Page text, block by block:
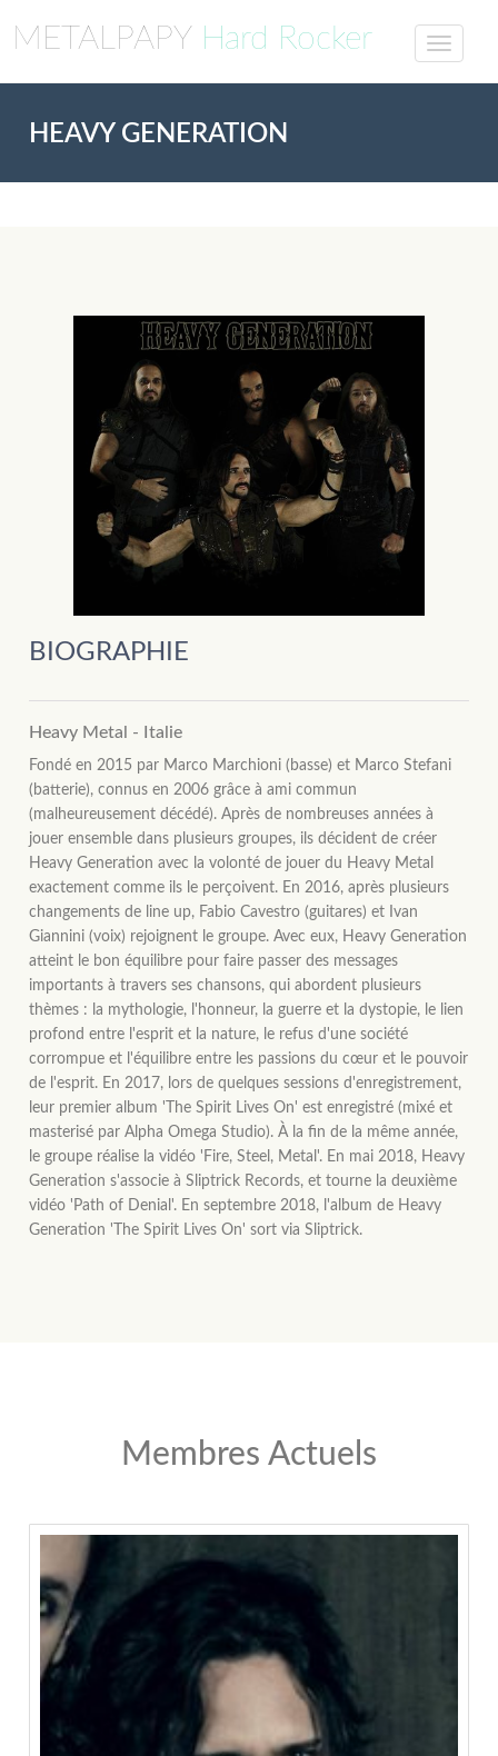
METALPAPY Hard Rocker
HEAVY GENERATION
BIOGRAPHIE
Heavy Metal - Italie
Fondé en 2015 par Marco Marchioni (basse) et Marco Stefani
(batterie), connus en 2006 grâce à ami commun
(malheureusement décédé). Après de nombreuses années à
jouer ensemble dans plusieurs groupes, ils décident de créer
Heavy Generation avec la volonté de jouer du Heavy Metal
exactement comme ils le perçoivent. En 2016, après plusieurs
changements de line up, Fabio Cavestro (guitares) et Ivan
Giannini (voix) rejoignent le groupe. Avec eux, Heavy Generation
atteint le bon équilibre pour faire passer des messages
importants à travers ses chansons, qui abordent plusieurs
thèmes : la mythologie, l'honneur, la guerre et la dystopie, le lien
profond entre l'esprit et la nature, le refus d'une société
corrompue et l'équilibre entre les passions du cœur et le pouvoir
de l'esprit. En 2017, lors de quelques sessions d'enregistrement,
leur premier album 'The Spirit Lives On' est enregistré (mixé et
masterisé par Alpha Omega Studio). À la fin de la même année,
le groupe réalise la vidéo 'Fire, Steel, Metal'. En mai 2018, Heavy
Generation s'associe à Sliptrick Records, et tourne la deuxième
vidéo 'Path of Denial'. En septembre 2018, l'album de Heavy
Generation 'The Spirit Lives On' sort via Sliptrick.
Membres Actuels